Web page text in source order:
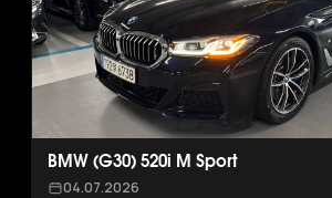
BMW (G30) 520i M Sport
04.07.2026